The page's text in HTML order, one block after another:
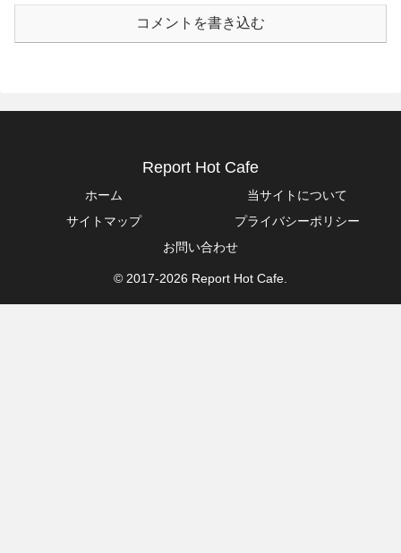
コメントを書き込む
Report Hot Cafe
ホーム
当サイトについて
サイトマップ
プライバシーポリシー
お問い合わせ
© 2017-2026 Report Hot Cafe.